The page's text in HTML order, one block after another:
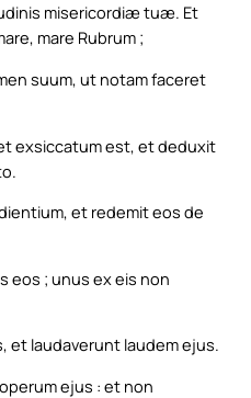
misericordiæ tuæ. Et
mare Rubrum ;
suum, ut notam faceret
exsiccatum est, et deduxit
et redemit eos de
eos ; unus ex eis non
et laudaverunt laudem ejus.
ejus : et non